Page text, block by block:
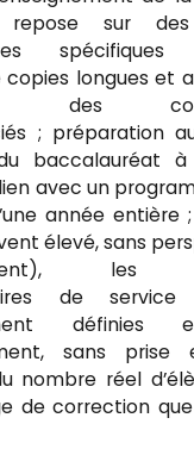
sur des
spécifiques
copies longues et
des
; préparation
baccalauréat
avec un
année entière
élevé, sans
les
de service
définies
sans
nombre réel
de correction